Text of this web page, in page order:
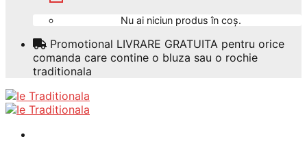
Nu ai niciun produs în coș.
Promotional LIVRARE GRATUITA pentru orice
comanda care contine o bluza sau o rochie
traditionala